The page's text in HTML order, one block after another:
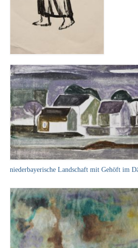
Abstraktion
Mediterrane Landschaft
Norddeutsche Landschaften
Süddeutsche Landschaft
Selbstbildnisse
Stillleben
Neues
Tägliche Dosis Kunst
Themenflyer
Themenflyer: Trügerische
Themenflyer: Buch und
niederbayerische Landschaft mit Gehöft im